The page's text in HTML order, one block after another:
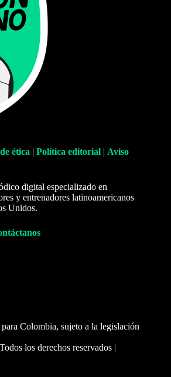
ética | Política editorial | Aviso
digital especializado en
y entrenadores latinoamericanos
Unidos.
Colombia, sujeto a la legislación
los derechos reservados |